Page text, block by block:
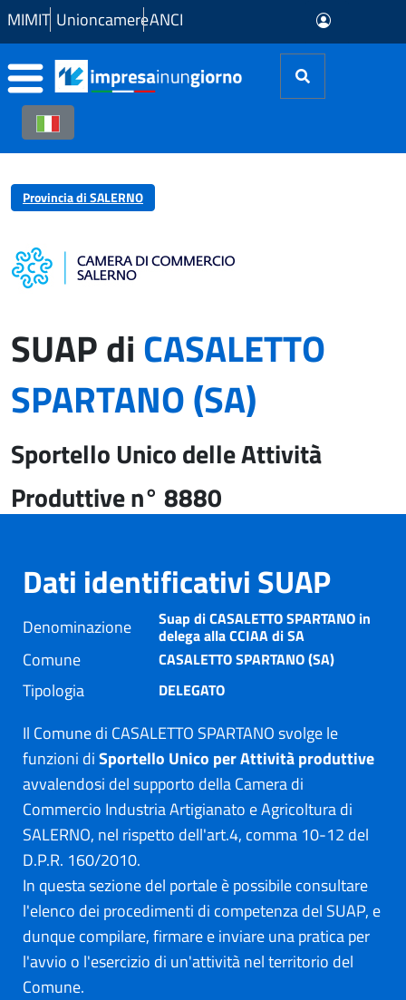
Skip to Main Content
MIMIT UnioncamereANCI
Provincia di SALERNO
SUAP diCASALETTO
SPARTANO (SA)
Sportello Unico delle Attività
Produttive n° 8880
Dati identificativi SUAP
Denominazione Suap di CASALETTO SPARTANO in
delega alla CCIAA di SA
Comune CASALETTO SPARTANO (SA)
Tipologia DELEGATO
Il Comune di CASALETTO SPARTANO svolge le
funzioni diSportello Unico per Attività produttive
avvalendosi del supporto della Camera di
Commercio Industria Artigianato e Agricoltura di
SALERNO, nel rispetto dell'art.4, comma 10-12 del
D.P.R. 160/2010.
In questa sezione del portale è possibile consultare
l'elenco dei procedimenti di competenza del SUAP, e
dunque compilare, firmare e inviare una pratica per
l'avvio o l'esercizio di un'attività nel territorio del
Comune.